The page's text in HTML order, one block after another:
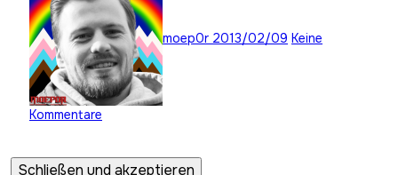
moep0r 2013/02/09 Keine
Kommentare